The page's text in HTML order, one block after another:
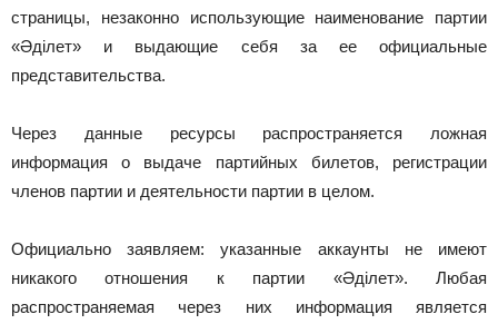
страницы, незаконно использующие наименование партии
«Әділет» и выдающие себя за ее официальные
представительства.
Через данные ресурсы распространяется ложная
информация о выдаче партийных билетов, регистрации
членов партии и деятельности партии в целом.
Официально заявляем: указанные аккаунты не имеют
никакого отношения к партии «Әділет». Любая
распространяемая через них информация является